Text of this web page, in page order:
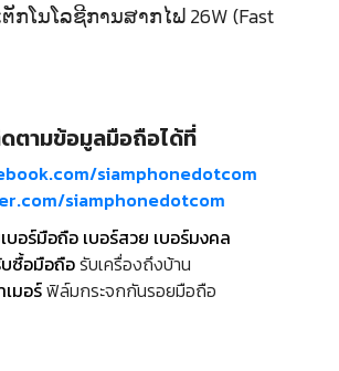
ກໂນໂລຊີການສາກໄຟ 26W (Fast
ตามข้อมูลมือถือได้ที่
siamphonedotcom
siamphonedotcom
บอร์มือถือ เบอร์สวย เบอร์มงคล
ซื้อมือถือรับเครื่องถึงบ้าน
มอร์ฟิล์มกระจกกันรอยมือถือ